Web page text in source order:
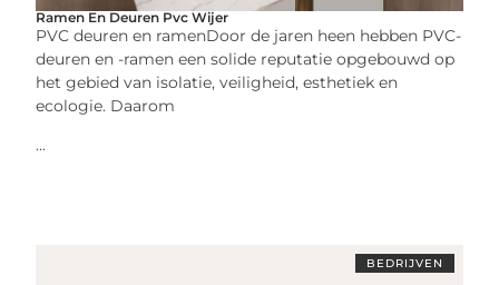
Ramen En Deuren Pvc Wijer
PVC deuren en ramenDoor de jaren heen hebben PVC-
deuren en -ramen een solide reputatie opgebouwd op
het gebied van isolatie, veiligheid, esthetiek en
ecologie. Daarom
...
BEDRIJVEN